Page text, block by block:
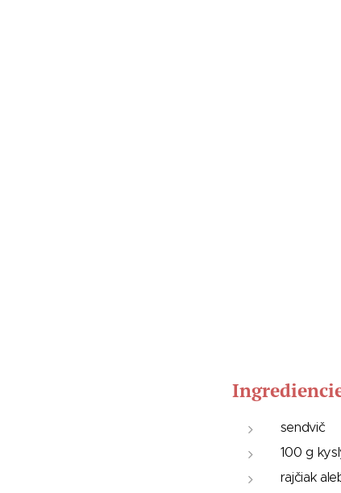
sendvič
100 g
rajčiak